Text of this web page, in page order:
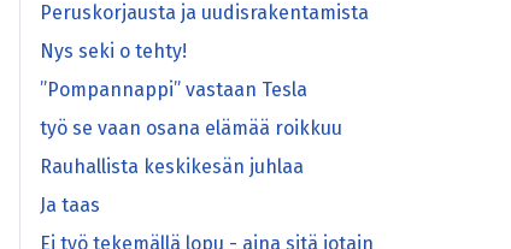
Peruskorjausta ja uudisrakentamista
Nys seki o tehty!
”Pompannappi” vastaan Tesla
työ se vaan osana elämää roikkuu
Rauhallista keskikesän juhlaa
Ja taas
Ei työ tekemällä lopu - aina sitä jotain